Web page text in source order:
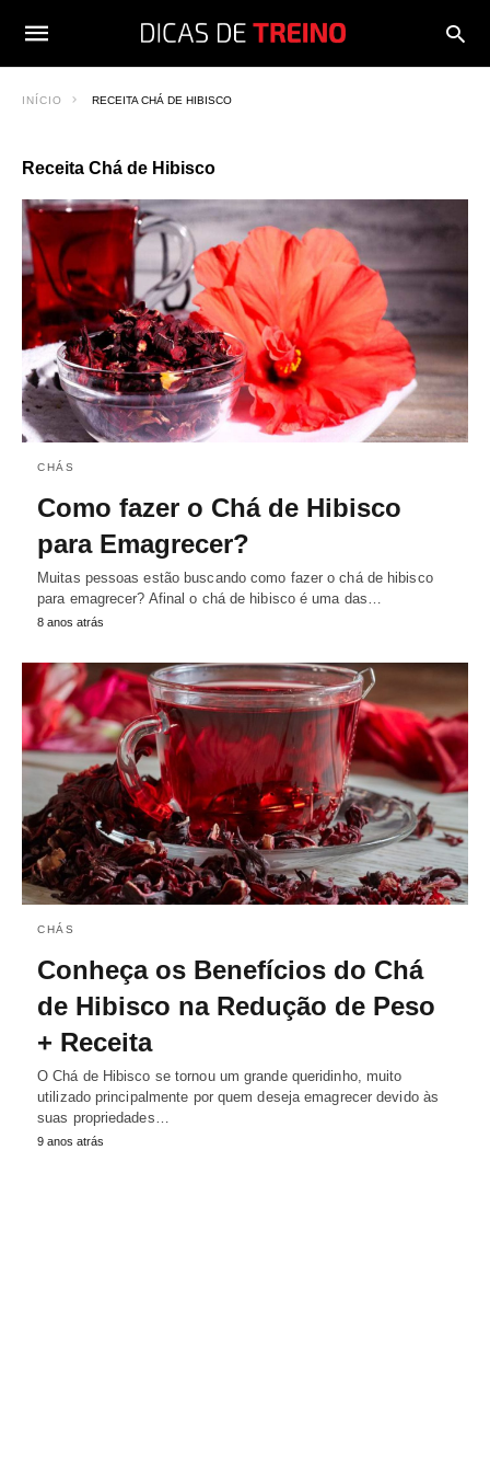
INÍCIO RECEITA CHÁ DE HIBISCO
Receita Chá de Hibisco
CHÁS
Como fazer o Chá de Hibisco
para Emagrecer?
Muitas pessoas estão buscando como fazer o chá de hibisco
para emagrecer? Afinal o chá de hibisco é uma das…
8 anos atrás
CHÁS
Conheça os Benefícios do Chá
de Hibisco na Redução de Peso
+ Receita
O Chá de Hibisco se tornou um grande queridinho, muito
utilizado principalmente por quem deseja emagrecer devido às
suas propriedades…
9 anos atrás